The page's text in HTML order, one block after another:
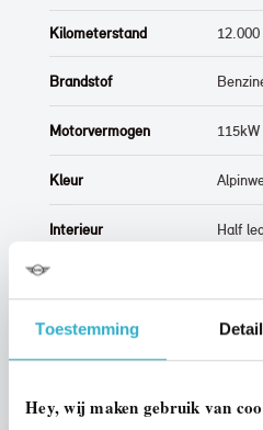
Toestemming
Hey, wij maken gebruik van
Kilometerstand
Brandstof
Motorvermogen
Kleur
Interieur Half
ALLE OPTIES EN